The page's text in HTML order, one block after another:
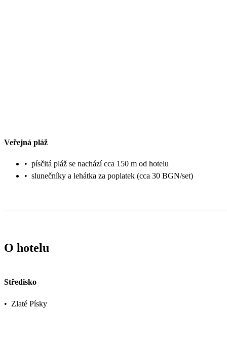
Veřejná pláž
• písčitá pláž se nachází cca 150 m od hotelu
• slunečníky a lehátka za poplatek (cca 30 BGN/set)
O hotelu
Středisko
• Zlaté Písky